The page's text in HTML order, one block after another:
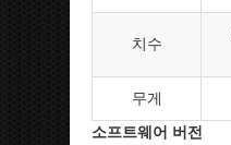
치수
무게
소프트웨어 버전